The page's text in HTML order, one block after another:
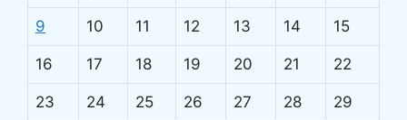
9 10 11 12 13 14 15
16 17 18 19 20 21 22
23 24 25 26 27 28 29